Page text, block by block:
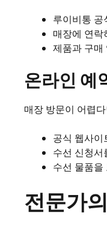
루이비통 공
매장에 연락
제품과 구매
온라인 예
매장 방문이 어렵
공식 웹사이
수선 신청서
수선 물품을
전문가